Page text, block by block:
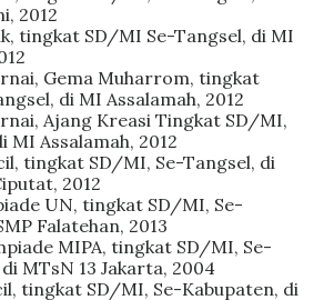
2012
tingkat SD/MI Se-Tangsel, di MI
Gema Muharrom, tingkat
di MI Assalamah, 2012
Ajang Kreasi Tingkat SD/MI,
MI Assalamah, 2012
tingkat SD/MI, Se-Tangsel, di
2012
UN, tingkat SD/MI, Se-
Falatehan, 2013
MIPA, tingkat SD/MI, Se-
MTsN 13 Jakarta, 2004
tingkat SD/MI, Se-Kabupaten, di